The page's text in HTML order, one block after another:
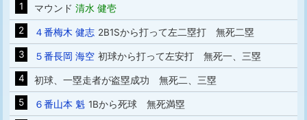
1
マウンド 清水 健壱
2
４番梅木 健志 2B1Sから打って左二塁打 無死二塁
3
５番長岡 海空 初球から打って左安打 無死一、三塁
4
初球、一塁走者が盗塁成功 無死二、三塁
5
６番山本 魁 1Bから死球 無死満塁